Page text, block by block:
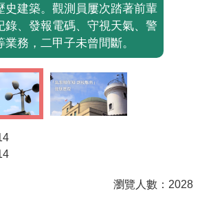
史建築。觀測員屢次踏著前輩
錄、發報電碼、守視天氣、警
業務，二甲子未曾間斷。
瀏覽人數：2028